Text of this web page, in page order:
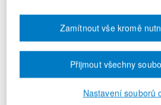
Účastník soutěže bere na vědomí a
názvu společnosti/firmy/týmu jako
pořadí (nebo případně jako účastníka
zprávách, ve sdělovacích prostředcích na
pořadatele nebo pro informační či
Nastavení souborů
Zamítnout vše kromě
Přijmout všechny